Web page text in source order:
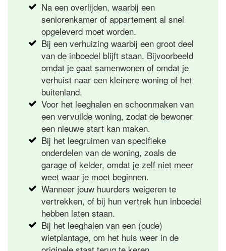
Na een overlijden, waarbij een
seniorenkamer of appartement al snel
opgeleverd moet worden.
Bij een verhuizing waarbij een groot deel
van de inboedel blijft staan. Bijvoorbeeld
omdat je gaat samenwonen of omdat je
verhuist naar een kleinere woning of het
buitenland.
Voor het leeghalen en schoonmaken van
een vervuilde woning, zodat de bewoner
een nieuwe start kan maken.
Bij het leegruimen van specifieke
onderdelen van de woning, zoals de
garage of kelder, omdat je zelf niet meer
weet waar je moet beginnen.
Wanneer jouw huurders weigeren te
vertrekken, of bij hun vertrek hun inboedel
hebben laten staan.
Bij het leeghalen van een (oude)
wietplantage, om het huis weer in de